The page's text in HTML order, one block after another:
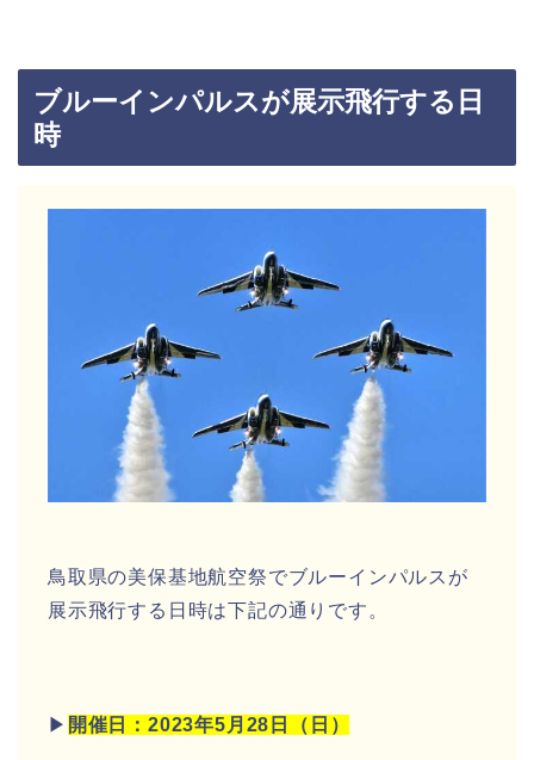
ブルーインパルスが展示飛行する日
時
鳥取県の美保基地航空祭でブルーインパルスが
展示飛行する日時は下記の通りです。
▶ 開催日：2023年5月28日（日）